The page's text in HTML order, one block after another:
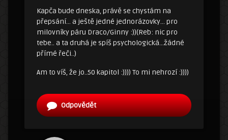
Kapča bude dneska, právě se chystám na
přepsání… a ještě jedné jednorázovky… pro
milovníky páru Draco/Ginny :))(Reb: nic pro
tebe.. a ta druhá je spíš psychologická…žádné
přímé řeči..)
Am to víš, že jo..50 kapitol :)))) To mi nehrozí :))))
Odpovědět